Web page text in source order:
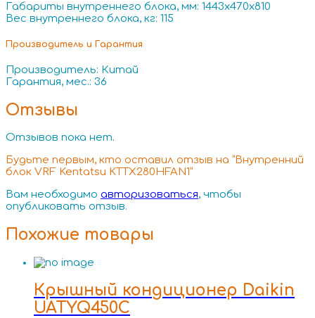
Габариты внутреннего блока, мм: 1443x470x810
Вес внутреннего блока, кг: 115
Производитель и Гарантия
Производитель: Китай
Гарантия, мес.: 36
Отзывы
Отзывов пока нет.
Будьте первым, кто оставил отзыв на “Внутренний
блок VRF Kentatsu KTTX280HFAN1”
Вам необходимо авторизоваться, чтобы
опубликовать отзыв.
Похожие товары
Крышный кондиционер Daikin
UATYQ450C